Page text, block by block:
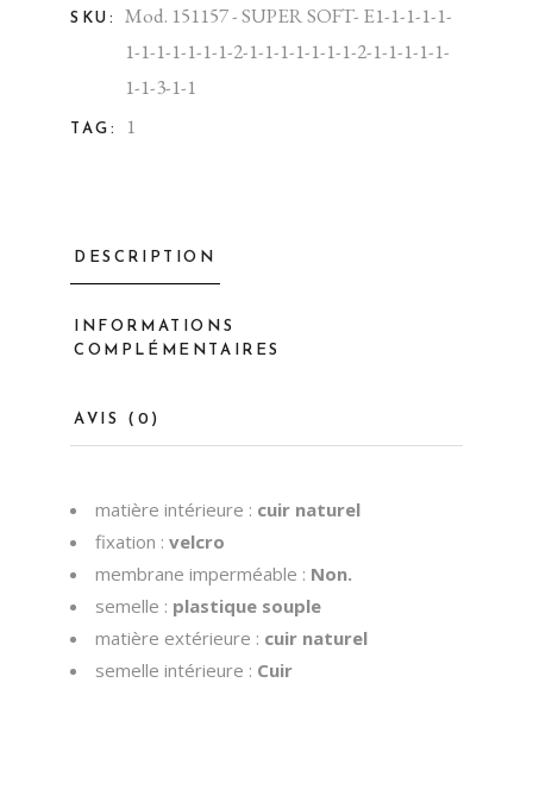
SKU:
Mod. 151157 - SUPER SOFT- E1-1-1-1-1-
1-1-1-1-1-1-1-2-1-1-1-1-1-1-1-2-1-1-1-1-1-
1-1-3-1-1
TAG: 1
DESCRIPTION
INFORMATIONS
COMPLÉMENTAIRES
AVIS (0)
matière intérieure : cuir naturel
fixation : velcro
membrane imperméable : Non.
semelle : plastique souple
matière extérieure : cuir naturel
semelle intérieure : Cuir